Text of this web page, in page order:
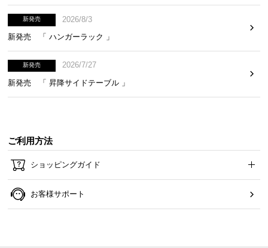
新発売
2026/8/3
新発売 「 ハンガーラック 」
新発売
2026/7/27
新発売 「 昇降サイドテーブル 」
ご利用方法
ショッピングガイド
お客様サポート